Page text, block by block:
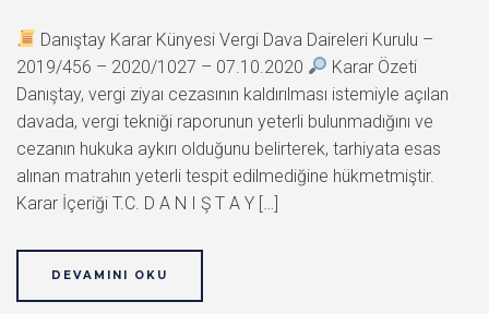
Danıştay Karar Künyesi Vergi Dava Daireleri Kurulu –
2019/456 – 2020/1027 – 07.10.2020
Karar Özeti
Danıştay, vergi ziyaı cezasının kaldırılması istemiyle açılan
davada, vergi tekniği raporunun yeterli bulunmadığını ve
cezanın hukuka aykırı olduğunu belirterek, tarhiyata esas
alınan matrahın yeterli tespit edilmediğine hükmetmiştir.
Karar İçeriği T.C. D A N I Ş T A Y […]
DEVAMINI OKU